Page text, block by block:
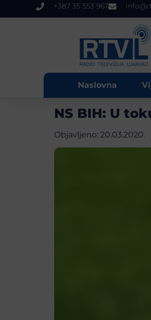
+387 35 553 967
Naslovna
NS BIH: U
Objavljeno: 20.03.2020.